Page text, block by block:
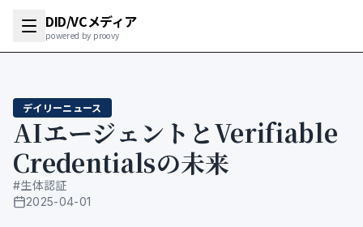
DID/VCメディア
powered by proovy
デイリーニュース
AIエージェントとVerifiable
Credentialsの未来
#生体認証
公開日
2025-04-01